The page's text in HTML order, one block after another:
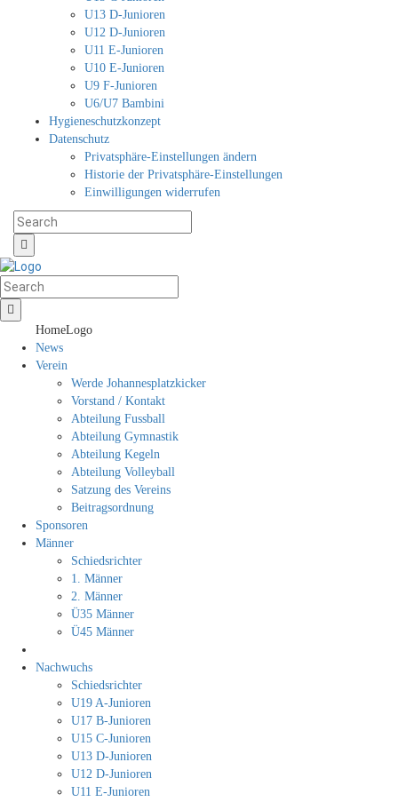
U13 D-Junioren
U12 D-Junioren
U11 E-Junioren
U10 E-Junioren
U9 F-Junioren
U6/U7 Bambini
Hygieneschutzkonzept
Datenschutz
Privatsphäre-Einstellungen ändern
Historie der Privatsphäre-Einstellungen
Einwilligungen widerrufen
HomeLogo
News
Verein
Werde Johannesplatzkicker
Vorstand / Kontakt
Abteilung Fussball
Abteilung Gymnastik
Abteilung Kegeln
Abteilung Volleyball
Satzung des Vereins
Beitragsordnung
Sponsoren
Männer
Schiedsrichter
1. Männer
2. Männer
Ü35 Männer
Ü45 Männer
Nachwuchs
Schiedsrichter
U19 A-Junioren
U17 B-Junioren
U15 C-Junioren
U13 D-Junioren
U12 D-Junioren
U11 E-Junioren